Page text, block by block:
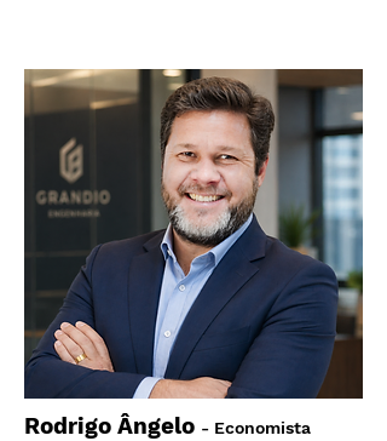
Rodrigo Ângelo - Economista